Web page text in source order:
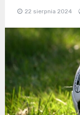
22 sierpnia 2024